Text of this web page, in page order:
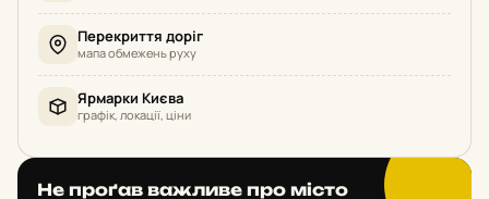
Перекриття доріг
мапа обмежень руху
Ярмарки Києва
графік, локації, ціни
Не проґав важливе про місто